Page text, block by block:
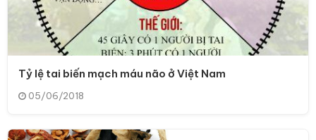
Tỷ lệ tai biến mạch máu não ở Việt Nam
05/06/2018